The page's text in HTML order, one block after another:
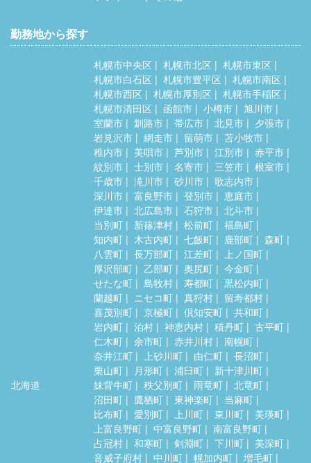
勤務地から探す
北海道
札幌市中央区 札幌市北区
札幌市東区
札幌市白石区
札幌市豊平区
札幌市南区
札幌市西区
札幌市厚別区
札幌市手稲区
札幌市清田区
函館市 小樽市
旭川市
室蘭市
釧路市 帯広市 北見市
夕張市
岩見沢市
網走市 留萌市
苫小牧市
稚内市
美唄市 芦別市 江別市
赤平市
紋別市
士別市 名寄市 三笠市
根室市
千歳市
滝川市 砂川市
歌志内市
深川市
富良野市 登別市
恵庭市
伊達市
北広島市 石狩市
北斗市
当別町
新篠津村 松前町
福島町
知内町
木古内町 七飯町 鹿部町
森町
八雲町
長万部町 江差町
上ノ国町
厚沢部町
乙部町 奥尻町
今金町
せたな町
島牧村 寿都町
黒松内町
蘭越町
ニセコ町 真狩村
留寿都村
喜茂別町
京極町 倶知安町
共和町
岩内町
泊村 神恵内村 積丹町
古平町
仁木町
余市町 赤井川村
南幌町
奈井江町
上砂川町 由仁町
長沼町
栗山町
月形町 浦臼町
新十津川町
妹背牛町
秩父別町 雨竜町
北竜町
沼田町
鷹栖町 東神楽町
当麻町
比布町
愛別町 上川町 東川町
美瑛町
上富良野町
中富良野町
南富良野町
占冠村
和寒町 剣淵町 下川町
美深町
音威子府村
中川町 幌加内町
増毛町